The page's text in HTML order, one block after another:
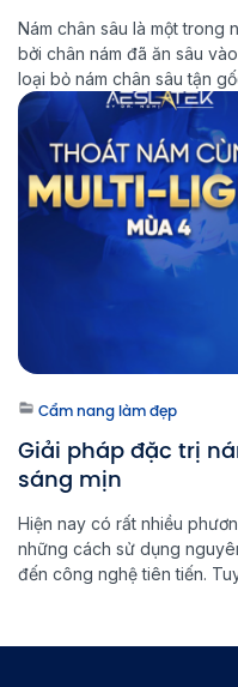
Nám chân sâu là một trong
bởi chân nám đã ăn sâu
loại bỏ nám chân sâu tận
hợp và kiên trì trong quá
Cẩm nang làm đẹp
Giải pháp đặc trị
sáng mịn
Hiện nay có rất nhiều
những cách sử dụng
đến công nghệ tiên tiến.